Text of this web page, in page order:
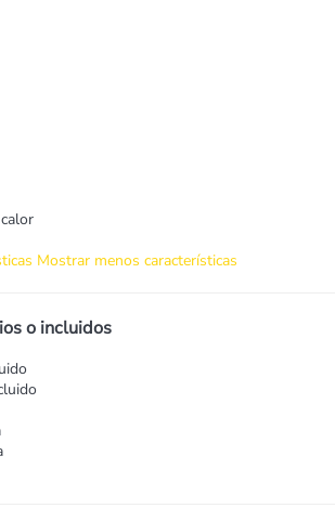
Mostrar menos características
o incluidos